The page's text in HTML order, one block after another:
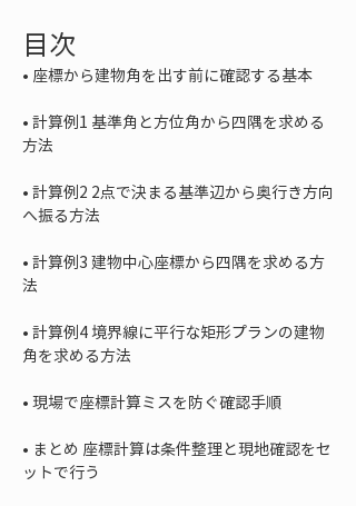
目次
•
• 計算例1 基準角と方位角から四隅を求める
• 計算例2 2点で決まる基準辺から奥行き方向
• 計算例3 建物中心座標から四隅を求める方
• 計算例4 境界線に平行な矩形プランの建物
•
• まとめ 座標計算は条件整理と現地確認をセ
ットで行う